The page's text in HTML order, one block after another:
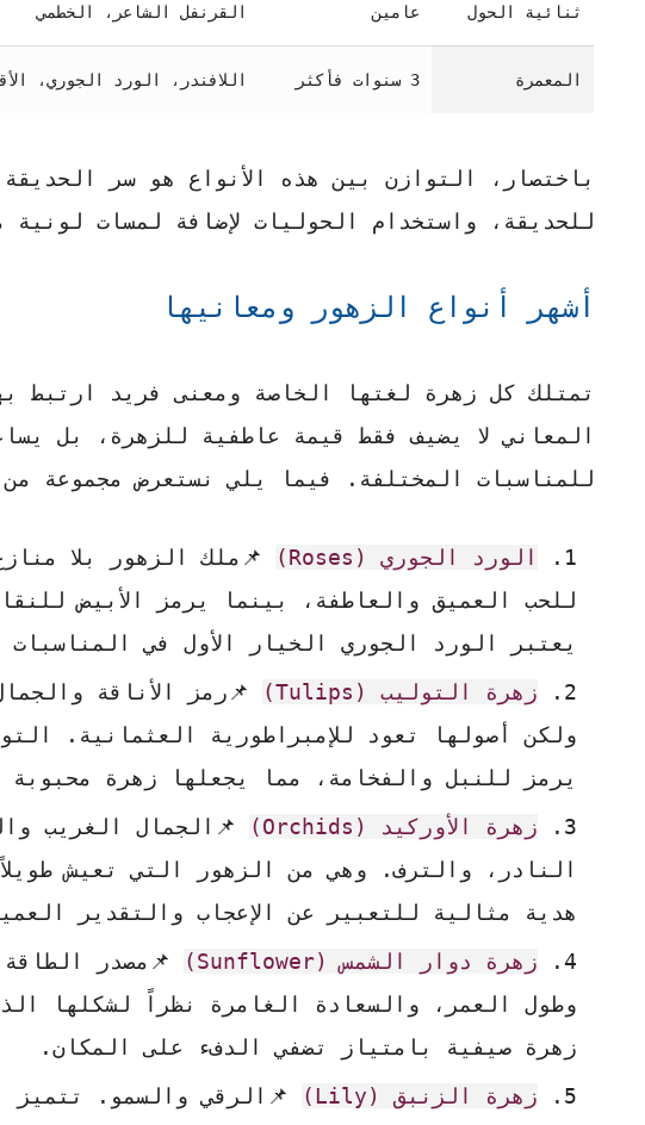
ثنائية الحول عامين القرنفل الشاعر، الخطمي
المعمرة 3 سنوات فأكثر اللافندر، الورد الجوري،
باختصار، التوازن بين هذه الأنواع هو سر
للحديقة، واستخدام الحوليات لإضافة لمسات
أشهر أنواع الزهور ومعانيها
تمتلك كل زهرة لغتها الخاصة ومعنى فريد ارتبط
المعاني لا يضيف فقط قيمة عاطفية للزهرة، بل
للمناسبات المختلفة. فيما يلي نستعرض مجموعة من
الورد الجوري (Roses)
📌ملك الزهور بلا
للحب العميق والعاطفة، بينما يرمز الأبيض
يعتبر الورد الجوري الخيار الأول في المناسبات
زهرة التوليب (Tulips)
📌رمز الأناقة
ولكن أصولها تعود للإمبراطورية العثمانية.
يرمز للنبل والفخامة، مما يجعلها زهرة
زهرة الأوركيد (Orchids)
📌الجمال الغريب
النادر، والترف. وهي من الزهور التي تعيش
هدية مثالية للتعبير عن الإعجاب والتقدير
زهرة دوار الشمس (Sunflower)
📌مصدر
وطول العمر، والسعادة الغامرة نظراً لشكلها
زهرة صيفية بامتياز تضفي الدفء على المكان.
زهرة الزنبق (Lily)
📌الرقي والسمو. تتميز